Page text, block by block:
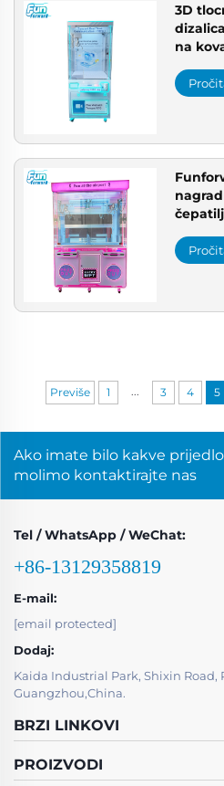
3D
na
Previše 1 ... 3 4 5
Ako imate bilo kakve
molimo kontaktirajte nas
Tel / WhatsApp / WeChat:
+86-13129358819
E-mail:
[email protected]
Dodaj:
Kaida Industrial Park, Shixin Road,
Guangzhou,China.
BRZI LINKOVI
PROIZVODI